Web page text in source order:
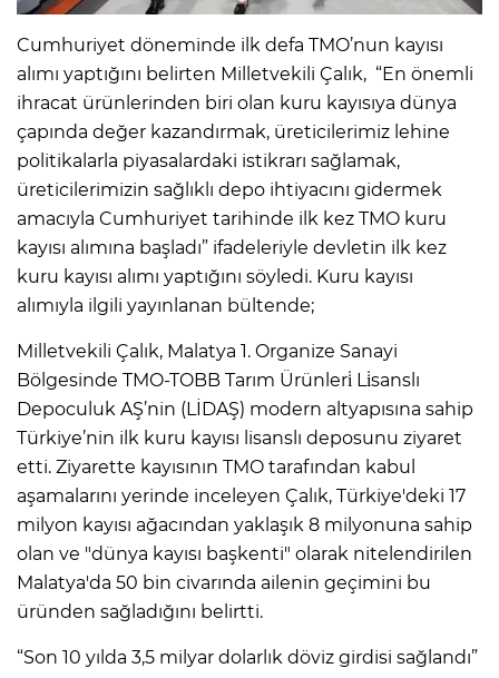
Cumhuriyet döneminde ilk defa TMO’nun kayısı
alımı yaptığını belirten Milletvekili Çalık, “En önemli
ihracat ürünlerinden biri olan kuru kayısıya dünya
çapında değer kazandırmak, üreticilerimiz lehine
politikalarla piyasalardaki istikrarı sağlamak,
üreticilerimizin sağlıklı depo ihtiyacını gidermek
amacıyla Cumhuriyet tarihinde ilk kez TMO kuru
kayısı alımına başladı” ifadeleriyle devletin ilk kez
kuru kayısı alımı yaptığını söyledi. Kuru kayısı
alımıyla ilgili yayınlanan bültende;
Milletvekili Çalık, Malatya 1. Organize Sanayi
Bölgesinde TMO-TOBB Tarım Ürünleri̇ Li̇sanslı
Depoculuk AŞ’nin (LİDAŞ) modern altyapısına sahip
Türkiye’nin ilk kuru kayısı lisanslı deposunu ziyaret
etti. Ziyarette kayısının TMO tarafından kabul
aşamalarını yerinde inceleyen Çalık, Türkiye'deki 17
milyon kayısı ağacından yaklaşık 8 milyonuna sahip
olan ve "dünya kayısı başkenti" olarak nitelendirilen
Malatya'da 50 bin civarında ailenin geçimini bu
üründen sağladığını belirtti.
“Son 10 yılda 3,5 milyar dolarlık döviz girdisi sağlandı”